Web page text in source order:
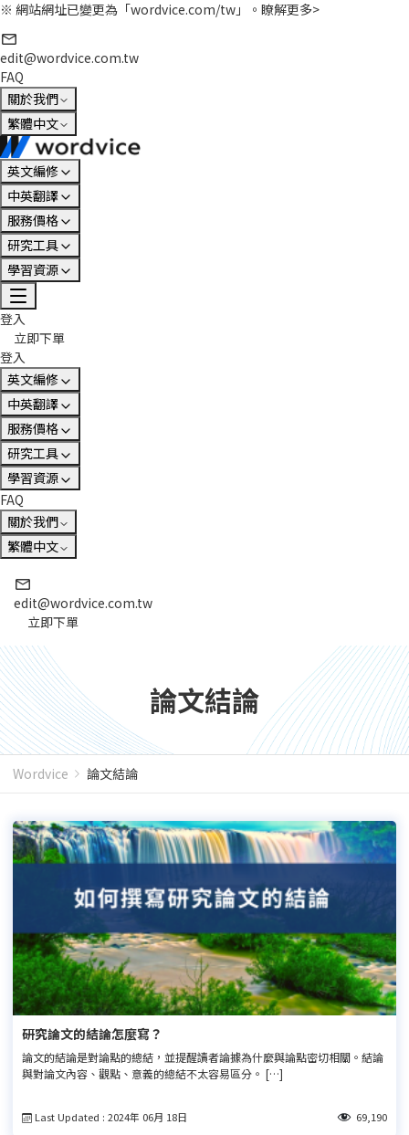
※ 網站網址已變更為「wordvice.com/tw」。 瞭解更多>
edit@wordvice.com.tw
FAQ
關於我們
繁體中文
英文編修
中英翻譯
服務價格
研究工具
學習資源
登入
立即下單
登入
英文編修
中英翻譯
服務價格
研究工具
學習資源
FAQ
關於我們
繁體中文
edit@wordvice.com.tw
立即下單
論文結論
Wordvice 論文結論
研究論文的結論怎麼寫？
論文的結論是對論點的總結，並提醒讀者論據為什麼與論點密切相關。結論
與對論文內容、觀點、意義的總結不太容易區分。 […]
Last Updated : 2024年 06月 18日 69,190